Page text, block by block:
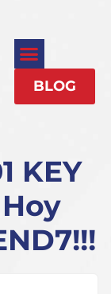
BLOG
KEY